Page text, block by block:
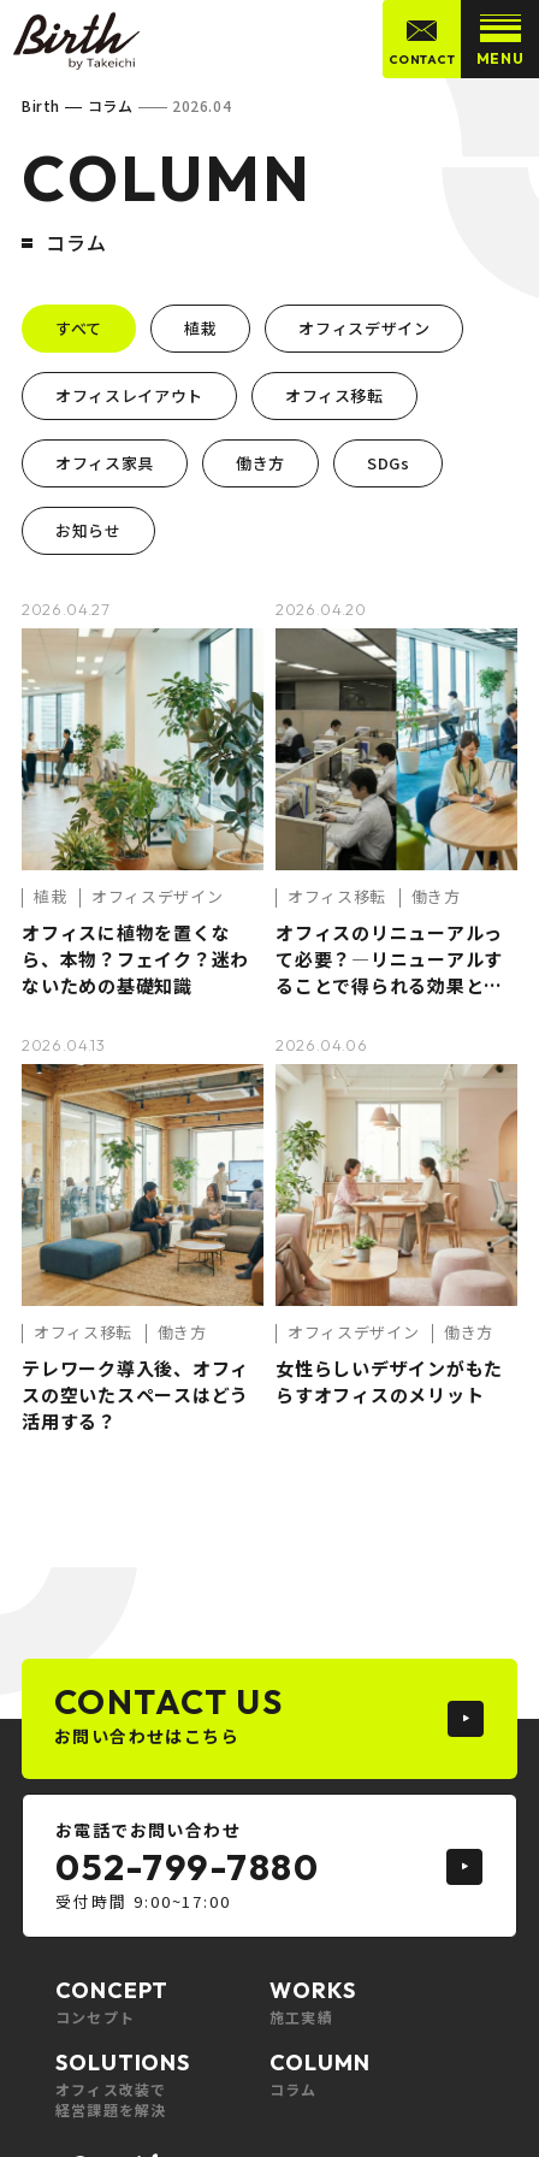
MENU
CONTACT
Birth コラム 2026.04
COLUMN
コラム
すべて 植栽 オフィスデザイン
オフィスレイアウト オフィス移転
オフィス家具 働き方 SDGs
お知らせ
2026.04.27
植栽 オフィスデザイン
オフィスに植物を置くな
ら、本物？フェイク？迷わ
ないための基礎知識
2026.04.20
オフィス移転 働き方
オフィスのリニューアルっ
て必要？―リニューアルす
ることで得られる効果と
2026.04.13
オフィス移転 働き方
テレワーク導入後、オフィ
スの空いたスペースはどう
活用する？
2026.04.06
オフィスデザイン 働き方
女性らしいデザインがもた
らすオフィスのメリット
CONTACT US
お問い合わせはこちら
お電話でお問い合わせ
052-799-7880
受付時間 9:00~17:00
CONCEPT
コンセプト
SOLUTIONS
オフィス改装で
経営課題を解決
WORKS
施工実績
COLUMN
コラム